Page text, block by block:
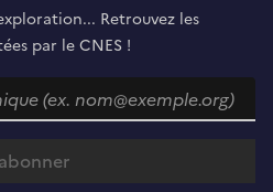
Retrouvez les
par le CNES !